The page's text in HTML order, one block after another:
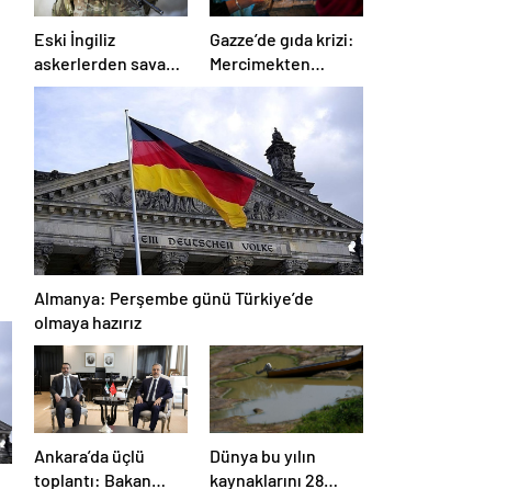
Eski İngiliz
askerlerden savaş
suçu itirafı:
“Silahsız insanları
uykuda öldürdüler”
Gazze’de gıda krizi:
Mercimekten
ekmek yapıyorlar
Almanya: Perşembe günü Türkiye’de
olmaya hazırız
Ankara’da üçlü
toplantı: Bakan
Dünya bu yılın
kaynaklarını 28